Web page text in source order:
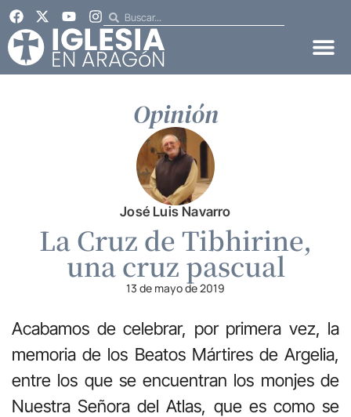
Opinión
José Luis Navarro
La Cruz de Tibhirine,
una cruz pascual
13 de mayo de 2019
Acabamos de celebrar, por primera vez, la
memoria de los Beatos Mártires de Argelia,
entre los que se encuentran los monjes de
Nuestra Señora del Atlas, que es como se